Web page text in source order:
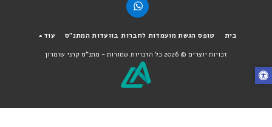
בית טופס הגשת מועמדות לחברות בוועדות המתנ"ס עוד
זכויות יוצרים © 2026 כל הזכויות שמורות - מתנ"ס קרני שומרון